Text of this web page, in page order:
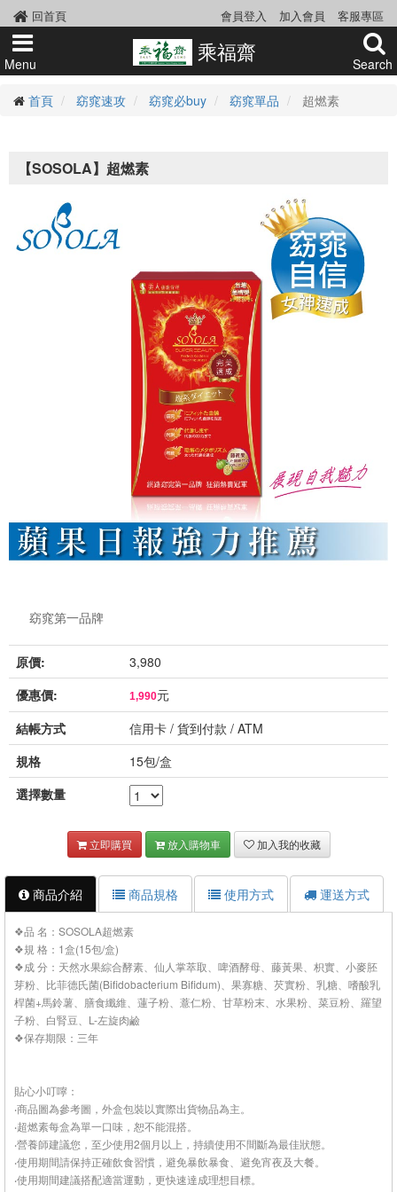
回首頁 會員登入 加入會員 客服專區
Menu 乘福齋 Search
首頁 窈窕速攻 窈窕必buy 窈窕單品 超燃素
【SOSOLA】超燃素
窈窕第一品牌
原價:
3,980
優惠價:
1,990元
結帳方式
信用卡 / 貨到付款 / ATM
規格
15包/盒
選擇數量
立即購買 放入購物車 加入我的收藏
商品介紹 商品規格 使用方式 運送方式
❖品 名：SOSOLA超燃素
❖規 格：1盒(15包/盒)
❖成 分：天然水果綜合酵素、仙人掌萃取、啤酒酵母、藤黃果、枳實、小麥胚
芽粉、比菲德氏菌(Bifidobacterium Bifidum)、果寡糖、芡實粉、乳糖、嗜酸乳
桿菌+馬鈴薯、膳食纖維、蓮子粉、薏仁粉、甘草粉末、水果粉、菜豆粉、羅望
子粉、白腎豆、L-左旋肉鹼
❖保存期限：三年
貼心小叮嚀：
‧商品圖為參考圖，外盒包裝以實際出貨物品為主。
‧超燃素每盒為單一口味，恕不能混搭。
‧營養師建議您，至少使用2個月以上，持續使用不間斷為最佳狀態。
‧使用期間請保持正確飲食習慣，避免暴飲暴食、避免宵夜及大餐。
‧使用期間建議搭配適當運動，更快速達成理想目標。